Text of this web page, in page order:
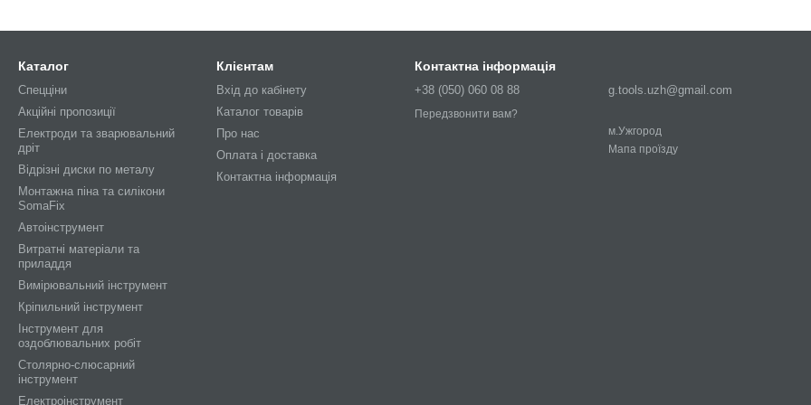
Каталог
Спецціни
Акційні пропозиції
Електроди та зварювальний
дріт
Відрізні диски по металу
Монтажна піна та силікони
SomaFix
Автоінструмент
Витратні матеріали та
приладдя
Вимірювальний інструмент
Кріпильний інструмент
Інструмент для
оздоблювальних робіт
Столярно-слюсарний
інструмент
Електроінструмент
Клієнтам
Вхід до кабінету
Каталог товарів
Про нас
Оплата і доставка
Контактна інформація
Контактна інформація
+38 (050) 060 08 88
Передзвонити вам?
g.tools.uzh@gmail.com
м.Ужгород
Мапа проїзду